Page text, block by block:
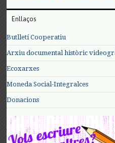
Enllaços
Butlletí Cooperatiu
Arxiu documental històric
Ecoxarxes
Moneda Social-Integralces
Donacions